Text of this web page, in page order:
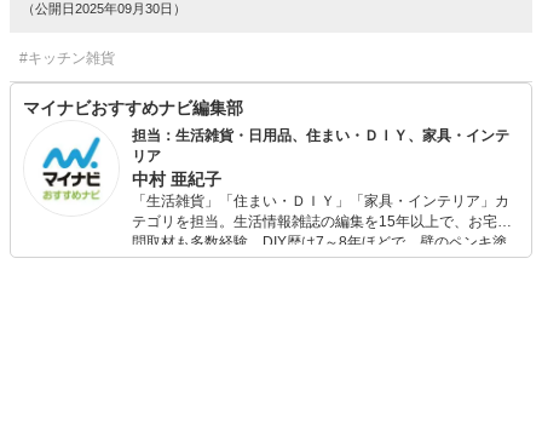
（公開日2025年09月30日）
#キッチン雑貨
マイナビおすすめナビ編集部
担当：生活雑貨・日用品、住まい・ＤＩＹ、家具・インテ
リア
中村 亜紀子
「生活雑貨」「住まい・ＤＩＹ」「家具・インテリア」カ
テゴリを担当。生活情報雑誌の編集を15年以上で、お宅訪
問取材も多数経験。DIY歴は7～8年ほどで、壁のペンキ塗
りや壁紙チェンジなどもチャレンジ済み。初心者でもモノ